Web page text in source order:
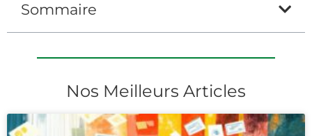
Sommaire
Nos Meilleurs Articles